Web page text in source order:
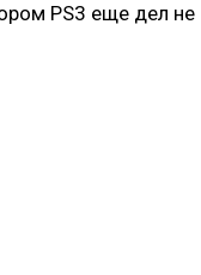
PS3 еще дел не